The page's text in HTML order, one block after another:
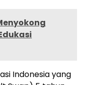
Indonesia yang